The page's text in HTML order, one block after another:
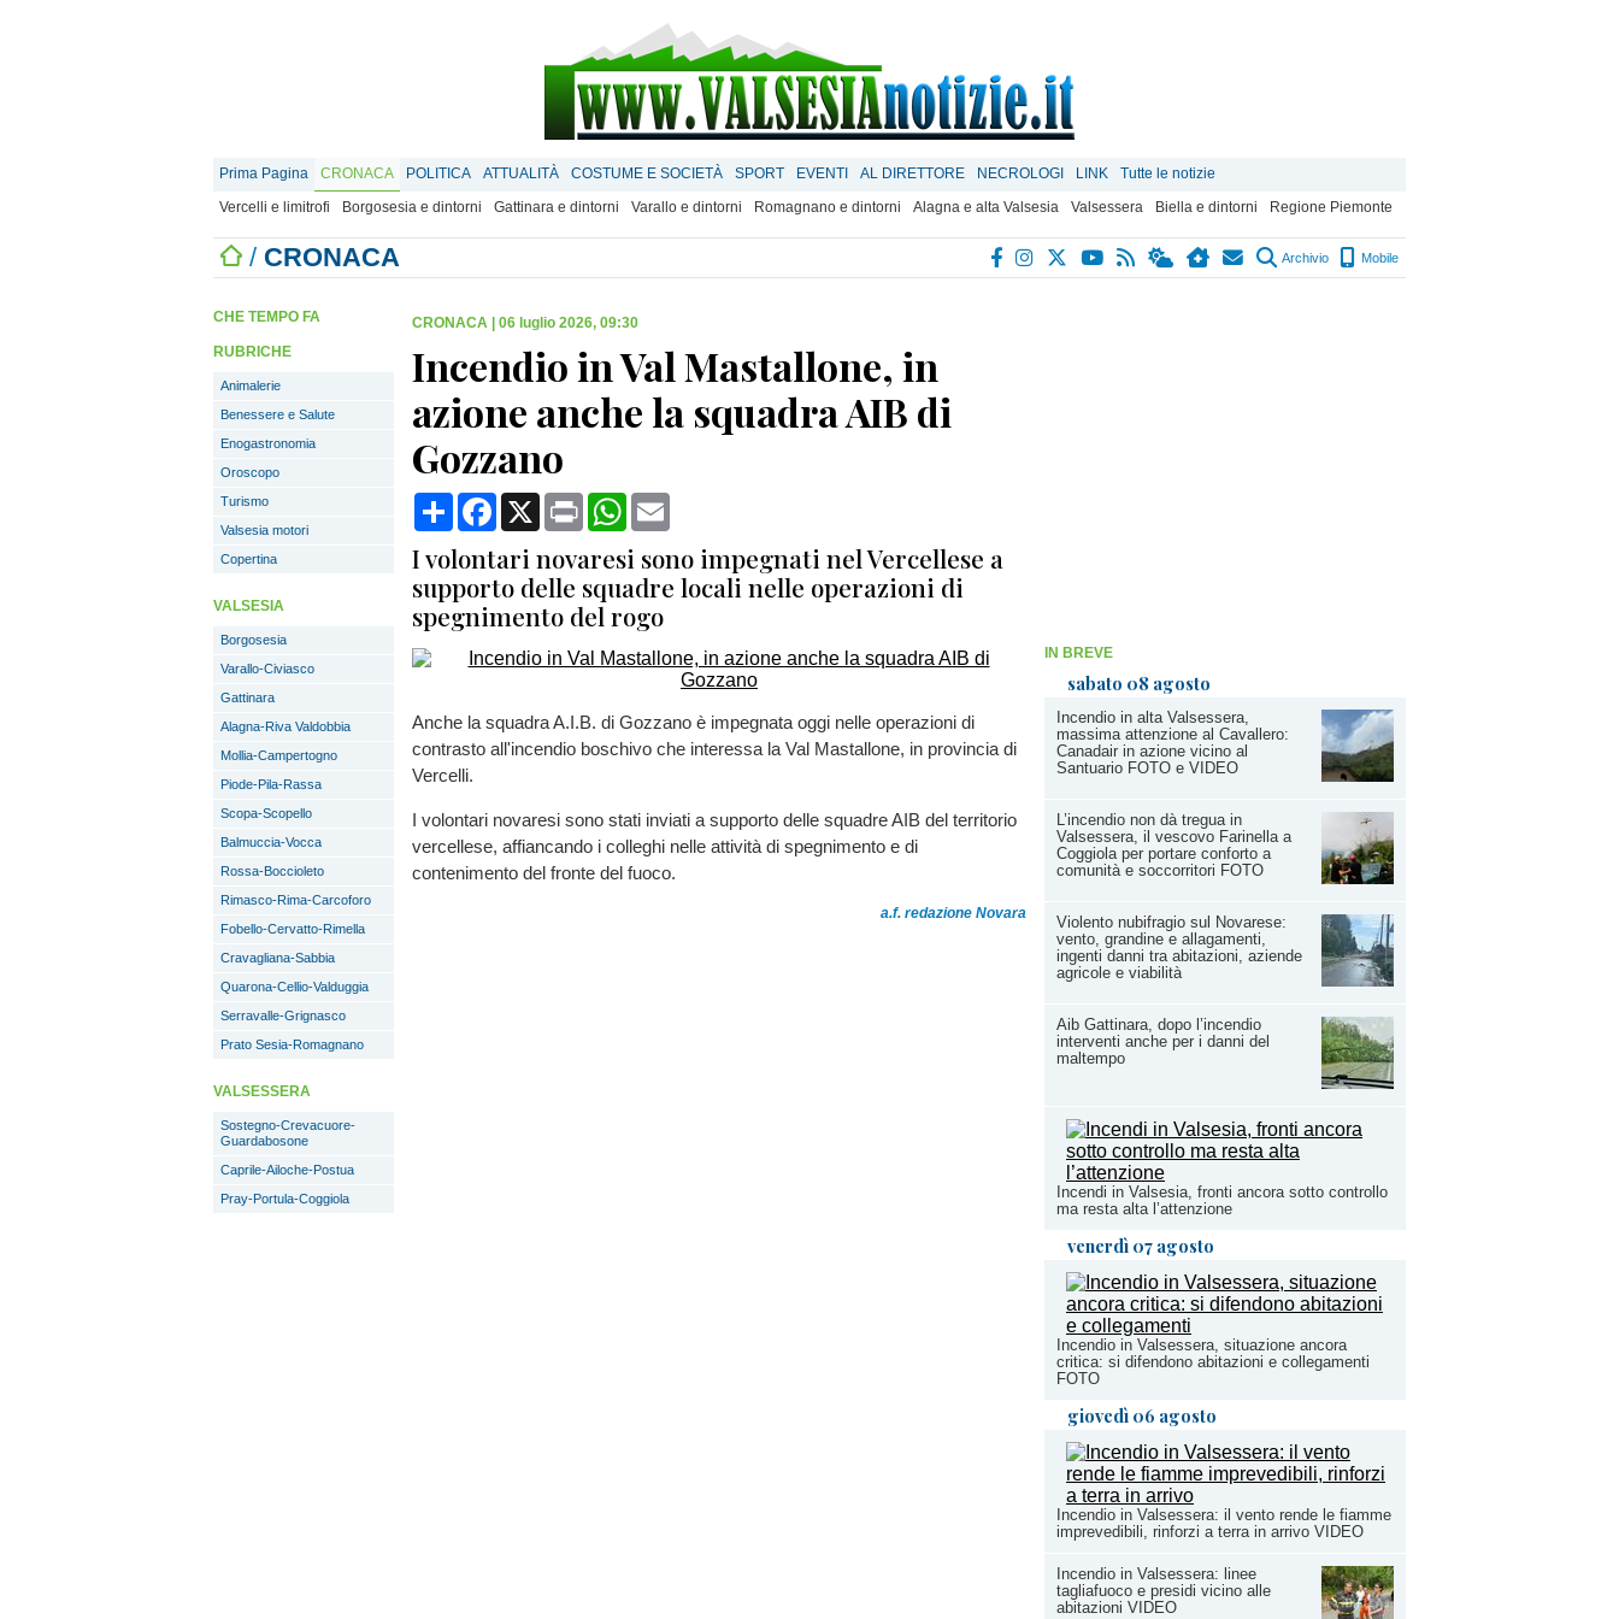
Prima Pagina CRONACA POLITICA ATTUALITÀ COSTUME E SOCIETÀ SPORT EVENTI AL DIRETTORE NECROLOGI LINK
Tutte le notizie
Vercelli e limitrofi
Borgosesia e dintorni Gattinara e dintorni Varallo e dintorni Romagnano e dintorni Alagna e alta Valsesia Valsessera Biella e dintorni Regione Piemonte
/ CRONACA Archivio Mobile
IN BREVE
sabato 08 agosto
Incendio in alta Valsessera,
massima attenzione al Cavallero:
Canadair in azione vicino al
Santuario FOTO e VIDEO
L’incendio non dà tregua in
Valsessera, il vescovo Farinella a
Coggiola per portare conforto a
comunità e soccorritori FOTO
Violento nubifragio sul Novarese:
vento, grandine e allagamenti,
ingenti danni tra abitazioni, aziende
agricole e viabilità
Aib Gattinara, dopo l’incendio
interventi anche per i danni del
maltempo
Incendi in Valsesia, fronti ancora sotto controllo
ma resta alta l’attenzione
venerdì 07 agosto
Incendio in Valsessera, situazione ancora
critica: si difendono abitazioni e collegamenti
FOTO
giovedì 06 agosto
Incendio in Valsessera: il vento rende le fiamme
imprevedibili, rinforzi a terra in arrivo VIDEO
Incendio in Valsessera: linee
tagliafuoco e presidi vicino alle
abitazioni VIDEO
CHE TEMPO FA
RUBRICHE
Animalerie
Benessere e Salute
Enogastronomia
Oroscopo
Turismo
Valsesia motori
Copertina
VALSESIA
Borgosesia
Varallo-Civiasco
Gattinara
Alagna-Riva Valdobbia
Mollia-Campertogno
Piode-Pila-Rassa
Scopa-Scopello
Balmuccia-Vocca
Rossa-Boccioleto
Rimasco-Rima-Carcoforo
Fobello-Cervatto-Rimella
Cravagliana-Sabbia
Quarona-Cellio-Valduggia
Serravalle-Grignasco
Prato Sesia-Romagnano
VALSESSERA
Sostegno-Crevacuore-
Guardabosone
Caprile-Ailoche-Postua
Pray-Portula-Coggiola
CRONACA 06 luglio 2026, 09:30
Incendio in Val Mastallone, in
azione anche la squadra AIB di
Gozzano
CondividiFacebook
X Print WhatsApp
I volontari novaresi sono impegnati nel Vercellese a
supporto delle squadre locali nelle operazioni di
spegnimento del rogo
Anche la squadra A.I.B. di Gozzano è impegnata oggi nelle operazioni di
contrasto all'incendio boschivo che interessa la Val Mastallone, in provincia di
Vercelli.
I volontari novaresi sono stati inviati a supporto delle squadre AIB del territorio
vercellese, affiancando i colleghi nelle attività di spegnimento e di
contenimento del fronte del fuoco.
a.f. redazione Novara